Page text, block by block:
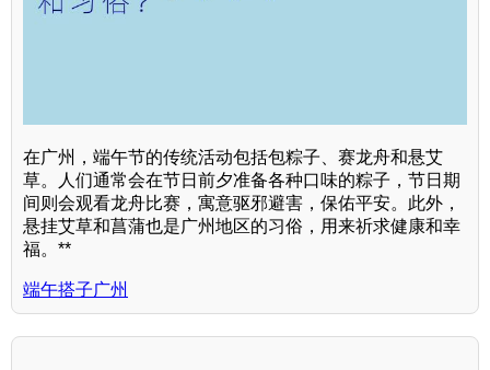
在广州，端午节的传统活动包括包粽子、赛龙舟和悬艾
草。人们通常会在节日前夕准备各种口味的粽子，节日期
间则会观看龙舟比赛，寓意驱邪避害，保佑平安。此外，
悬挂艾草和菖蒲也是广州地区的习俗，用来祈求健康和幸
福。**
端午搭子广州